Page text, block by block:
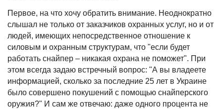
Первое, на что хочу обратить внимание. Неоднократно
слышал не только от заказчиков охранных услуг, но и от
людей, имеющих непосредственное отношение к
силовым и охранным структурам, что "если будет
работать снайпер – никакая охрана не поможет". При
этом всегда задаю встречный вопрос: "А вы владеете
информацией, сколько за последние 25 лет в Украине
было совершено покушений с помощью снайперского
оружия?" И сам же отвечаю: даже одного процента не